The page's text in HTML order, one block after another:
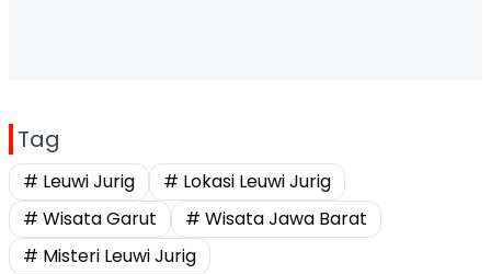
Tag
# Leuwi Jurig
# Lokasi Leuwi Jurig
# Wisata Garut
# Wisata Jawa Barat
# Misteri Leuwi Jurig